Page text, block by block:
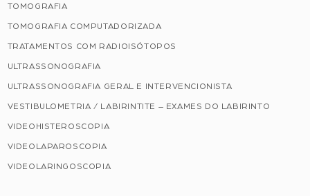
TOMOGRAFIA
TOMOGRAFIA COMPUTADORIZADA
TRATAMENTOS COM RADIOISÓTOPOS
ULTRASSONOGRAFIA
ULTRASSONOGRAFIA GERAL E INTERVENCIONISTA
VESTIBULOMETRIA / LABIRINTITE – EXAMES DO LABIRINTO
VIDEOHISTEROSCOPIA
VIDEOLAPAROSCOPIA
VIDEOLARINGOSCOPIA